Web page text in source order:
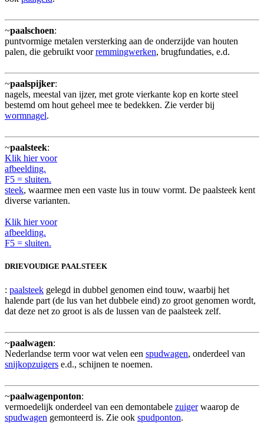
~paalschoen:
puntvormige metalen versterking aan de onderzijde van houten
palen, die gebruikt voorremmingwerken, brugfundaties, e.d.
~paalspijker:
nagels, meestal van ijzer, met grote vierkante kop en korte steel
bestemd om hout geheel mee te bedekken. Zie verder bij
wormnagel.
~paalsteek:
Klik hier voor
afbeelding.
F5 = sluiten.
steek, waarmee men een vaste lus in touw vormt. De paalsteek kent
diverse varianten.
Klik hier voor
afbeelding.
F5 = sluiten.
DRIEVOUDIGE PAALSTEEK
: paalsteek gelegd in dubbel genomen eind touw, waarbij het
halende part (de lus van het dubbele eind) zo groot genomen wordt,
dat deze net zo groot is als de lussen van de paalsteek zelf.
~paalwagen:
Nederlandse term voor wat velen een spudwagen, onderdeel van
snijkopzuigers e.d., schijnen te noemen.
~paalwagenponton:
vermoedelijk onderdeel van een demontabele zuigerwaarop de
spudwagen gemonteerd is. Zie ook spudponton.